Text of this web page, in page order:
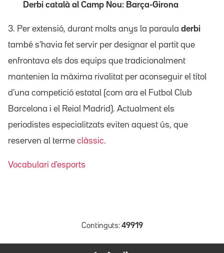
Derbi català al Camp Nou: Barça-Girona
3. Per extensió, durant molts anys la paraula derbi
també s'havia fet servir per designar el partit que
enfrontava els dos equips que tradicionalment
mantenien la màxima rivalitat per aconseguir el títol
d'una competició estatal (com ara el Futbol Club
Barcelona i el Reial Madrid). Actualment els
periodistes especialitzats eviten aquest ús, que
reserven al terme clàssic.
Vocabulari d'esports
Continguts: 49919